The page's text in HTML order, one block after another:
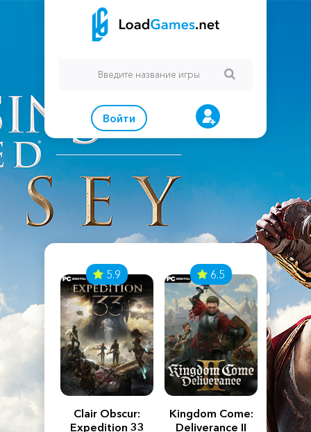
Войти
Creed
5.9
Clair Obscur:
Expedition 33
6.5
Kingdom Come:
Deliverance II
The